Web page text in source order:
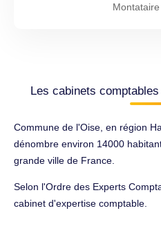
Les cabinets
Commune de l'Oise, en région
dénombre environ 14000
grande ville de France.
Selon l'Ordre des Experts
cabinet d'expertise comptable.